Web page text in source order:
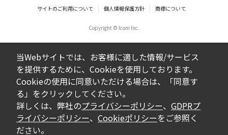
サイトのご利用について 個人情報保護方針 商標について
Copyright © Icom Inc.
当Webサイトでは、お客様に適した情報/サービス
を提供するために、Cookieを使用しております。
Cookieの使用に同意いただける場合は、「同意す
る」をクリックしてください。
詳しくは、弊社のプライバシーポリシー、 GDPRプ
ライバシーポリシー、 Cookieポリシーをご参照く
ださい。